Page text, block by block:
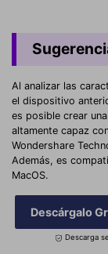
Al analizar las
el dispositivo
es posible crear
altamente capaz
Wondershare
Además, es
MacOS.
Descárgalo
Descarga